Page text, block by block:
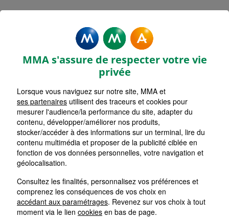
Assurance Occitanie
Assurance Hautes-Pyrénées (65)
Assurance Tarbes (65000)
TARBES ARSENAL
Notre spécialité
Vous cherchez une assurance adaptée à vos besoins ?
- Vous souhaitez comparer les tarifs pour votre
assurance auto, habitation, mutuelle ou tout autre
contrat ?
- Vous recherchez une protection d'assurance
spécifique ?
- Vous avez un litige et avez besoin de conseils ?
MMA s'assure de respecter votre vie
privée
Lorsque vous naviguez sur notre site, MMA et
ses partenaires utilisent des traceurs et cookies pour
mesurer l'audience/la performance du site, adapter du
contenu, développer/améliorer nos produits,
stocker/accéder à des informations sur un terminal, lire du
contenu multimédia et proposer de la publicité ciblée en
fonction de vos données personnelles, votre navigation et
géolocalisation.
Consultez les finalités, personnalisez vos préférences et
comprenez les conséquences de vos choix en
accédant aux paramétrages. Revenez sur vos choix à tout
moment via le lien cookies en bas de page.